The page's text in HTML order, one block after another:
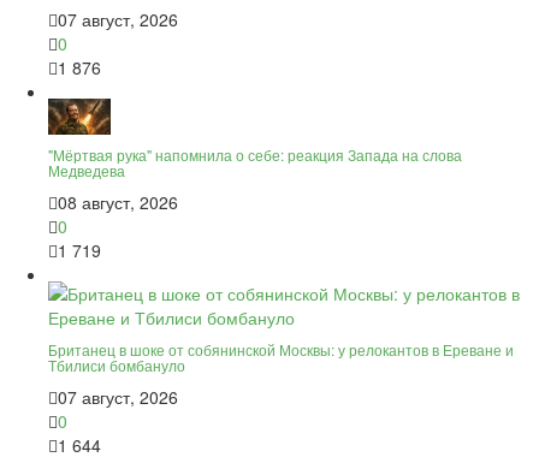
07 август, 2026
0
1 876
"Мёртвая рука" напомнила о себе: реакция Запада на слова
Медведева
08 август, 2026
0
1 719
Британец в шоке от собянинской Москвы: у релокантов в Ереване и
Тбилиси бомбануло
07 август, 2026
0
1 644